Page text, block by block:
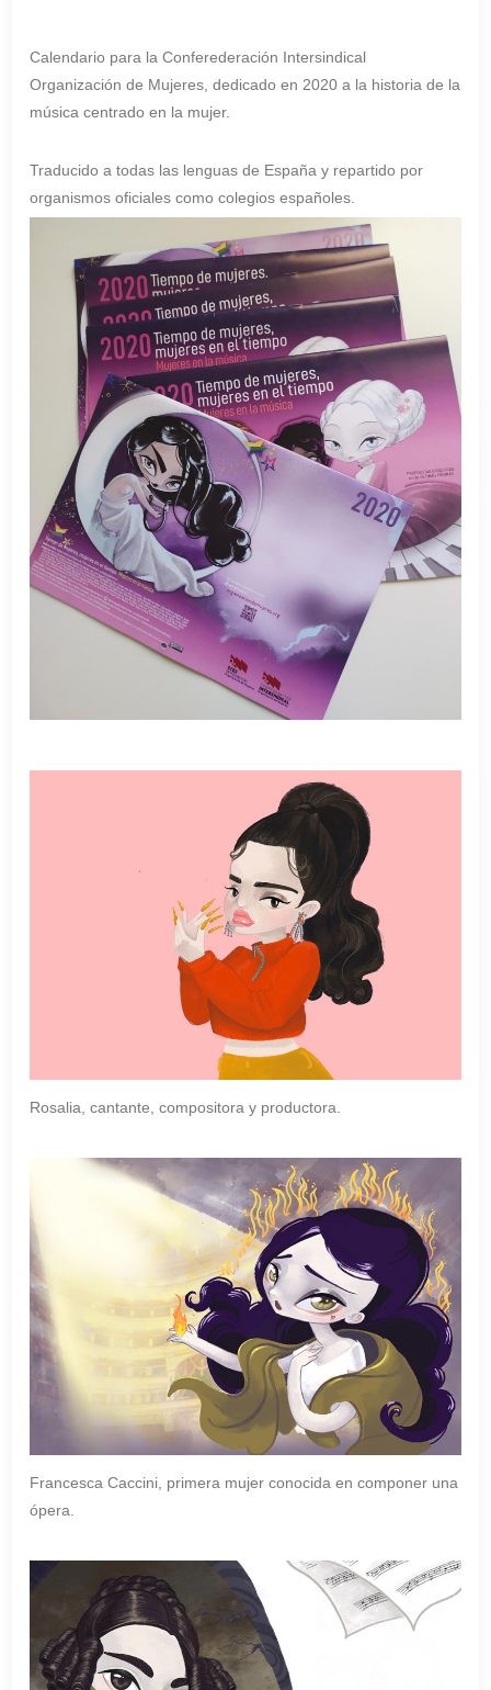
Calendario para la Conferederación Intersindical
Organización de Mujeres, dedicado en 2020 a la historia de la
música centrado en la mujer.
Traducido a todas las lenguas de España y repartido por
organismos oficiales como colegios españoles.
Rosalia, cantante, compositora y productora.
Francesca Caccini, primera mujer conocida en componer una
ópera.